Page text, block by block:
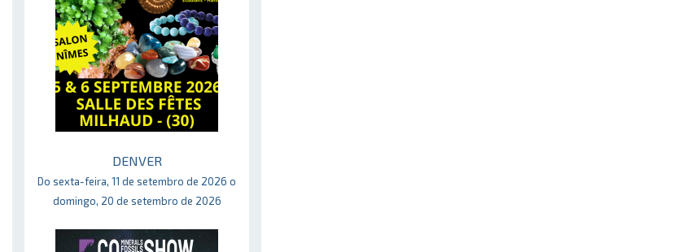
DENVER
Do sexta-feira, 11 de setembro de 2026 o
domingo, 20 de setembro de 2026